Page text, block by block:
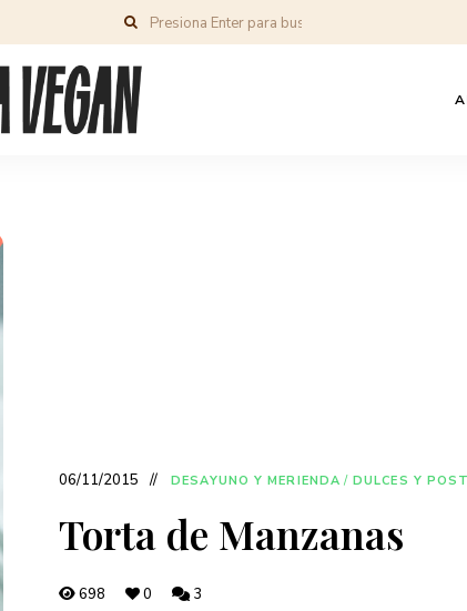
06/11/2015 DESAYUNO Y MERIENDA / DULCES Y
Torta de Manzanas
698 0 3